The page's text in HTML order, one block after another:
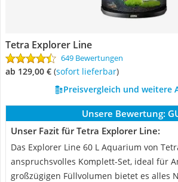
Tetra Explorer Line
649 Bewertungen
ab 129,00 € ( Sofort lieferbar)
Preisvergleich und weitere
Unsere Bewertung:
Unser Fazit für Tetra Explorer Line:
Das Explorer Line 60 L Aquarium von
anspruchsvolles Komplett-Set, ideal für
großzügigen Füllvolumen bietet es alles